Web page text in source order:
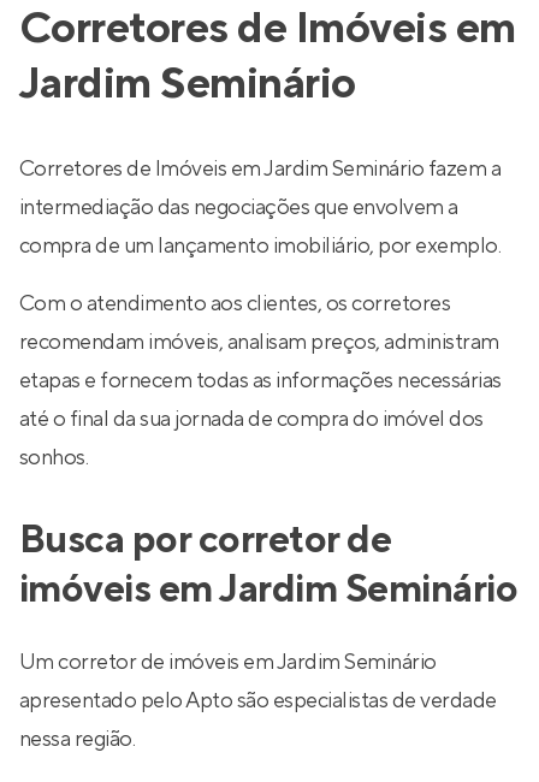
Corretores de Imóveis em
Jardim Seminário
Corretores de Imóveis em Jardim Seminário fazem a
intermediação das negociações que envolvem a
compra de um lançamento imobiliário, por exemplo.
Com o atendimento aos clientes, os corretores
recomendam imóveis, analisam preços, administram
etapas e fornecem todas as informações necessárias
até o final da sua jornada de compra do imóvel dos
sonhos.
Busca por corretor de
imóveis em Jardim Seminário
Um corretor de imóveis em Jardim Seminário
apresentado pelo Apto são especialistas de verdade
nessa região.